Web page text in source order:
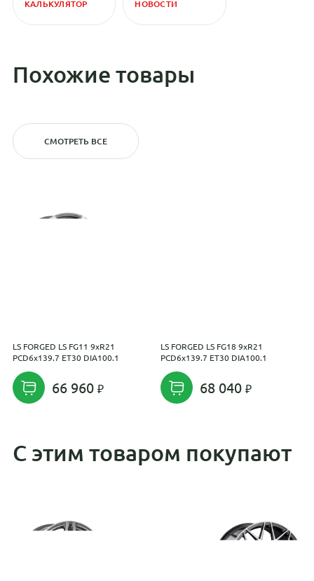
КАЛЬКУЛЯТОР НОВОСТИ
Похожие товары
СМОТРЕТЬ ВСЕ
LS FORGED LS FG11 9xR21
PCD6x139.7 ET30 DIA100.1
66 960
LS FORGED LS FG18 9xR21
PCD6x139.7 ET30 DIA100.1
68 040
С этим товаром покупают